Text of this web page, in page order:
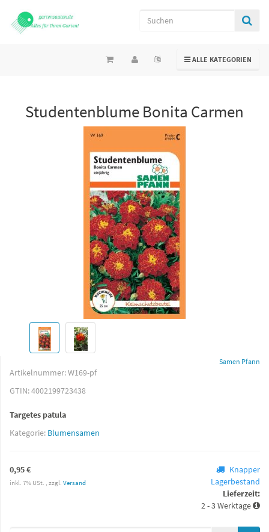
TOGGLE NAVIGATION
ALLE KATEGORIEN
Studentenblume Bonita Carmen
Samen Pfann
Artikelnummer:W169-pf
GTIN:4002199723438
Targetes patula
Kategorie: Blumensamen
0,95 €
inkl. 7% USt. , zzgl. Versand
Knapper
Lagerbestand
Lieferzeit:
2 - 3 Werktage